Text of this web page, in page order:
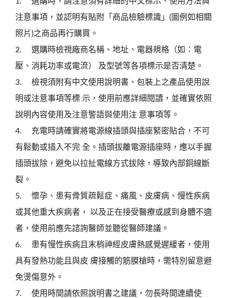
注意事項，並認明有貼附「商品檢驗標識」(圖例如相關
照片)之商品再行購買。
2.
選購時檢視廠商名稱、地址、電器規格（如：電
壓、消耗功率或電流） 及型號等各項標示是否清楚。
3.
檢視須附有中文使用說明書、包裝上之產品使用說
明或注意事項等標 示，使用前應詳細閱讀，並確實依照
說明內容使用及注意警語與使用注 意事項等。
4.
充電時請確實將電源線插頭與插座緊密貼合，不可
有鬆動或插入不完 全。插頭拔離電源插座時，應以手握
插頭拔除，避免以拉扯電線方式拔除，導致內部銅線斷
裂。
5.
懷孕、患有骨質疏鬆症、痛風、皮膚病、慢性疾病
或其他重大疾病者， 以及正在接受醫療或感到身體不適
者，使用前應先諮詢醫師並聽從醫師建議。
6.
患有慢性疾病且末梢神經皮膚熱感覺遲緩者，使用
具有發熱功能且與皮 膚接觸的筋膜槍時，需特別留意避
免燙傷意外。
7.
使用時間請依照說明書之建議，勿長時間連續使